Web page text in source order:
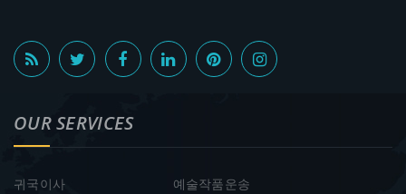
OUR SERVICES
귀국이사 예술작품운송